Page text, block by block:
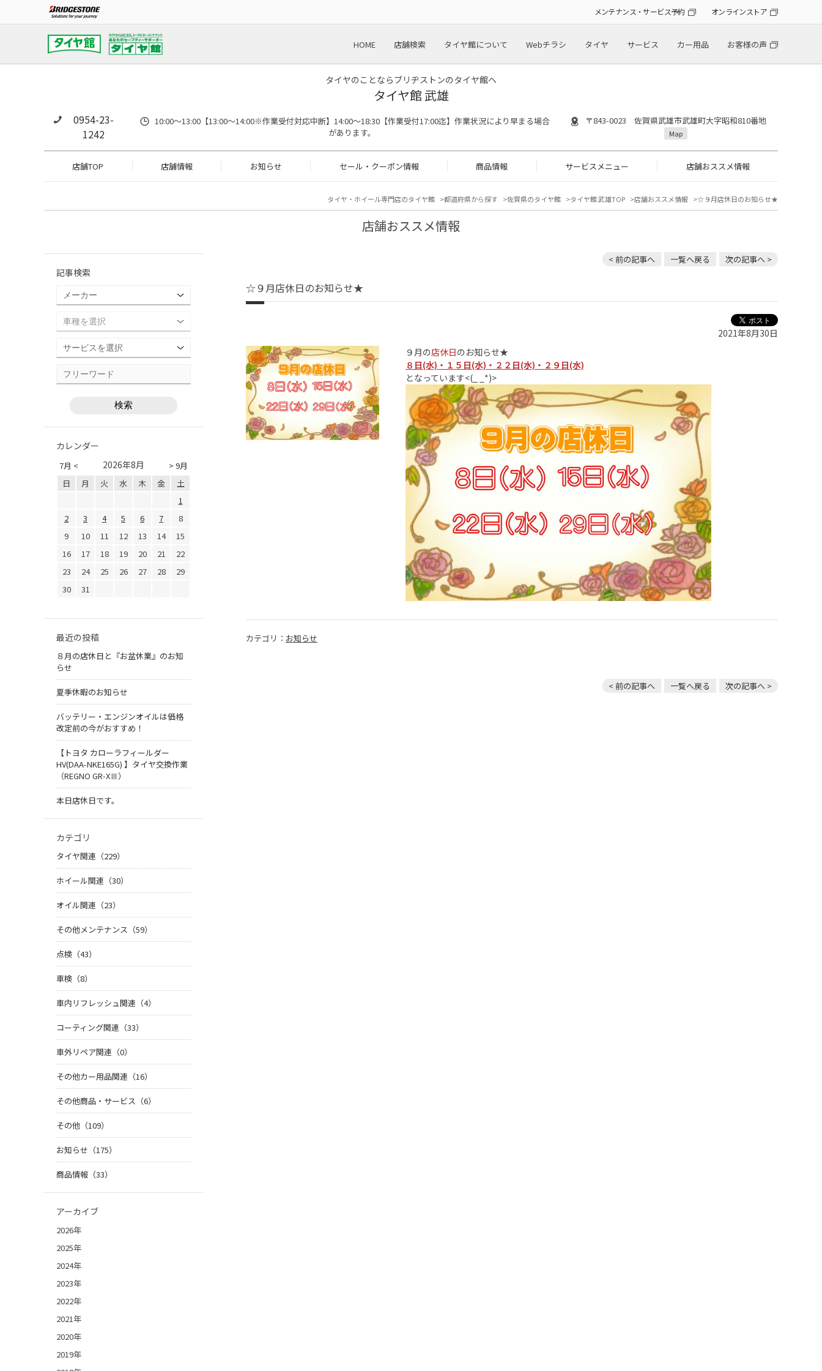
メンテナンス・サービス予約 オンラインストア
HOME 店舗検索 タイヤ館について Webチラシ タイヤ サービス カー用品 お客様の声
タイヤのことならブリヂストンのタイヤ館へ
タイヤ館 武雄
0954-23-
1242
10:00～13:00【13:00～14:00※作業受付対応中断】14:00～18:30【作業受付17:00迄】作業状況により早まる場合
があります。
〒843-0023 佐賀県武雄市武雄町大字昭和810番地
Map
店舗TOP 店舗情報 お知らせ セール・クーポン情報 商品情報 サービスメニュー 店舗おススメ情報
タイヤ・ホイール専門店のタイヤ館 都道府県から探す 佐賀県のタイヤ館 タイヤ館 武雄TOP 店舗おススメ情報 ☆９月店休日のお知らせ★
店舗おススメ情報
< 前の記事へ 一覧へ戻る 次の記事へ >
☆９月店休日のお知らせ★
2021年8月30日
９月の店休日のお知らせ★
８日(水)・１５日(水)・２２日(水)・２９日(水)
となっています<(_ _*)>
カテゴリ： お知らせ
< 前の記事へ 一覧へ戻る 次の記事へ >
記事検索
カレンダー
7月 < > 9月
2026年8月
日 月 火 水 木 金
土
1
2
3 4 5 6 7
8
9
10 11 12 13 14
15
16
17 18 19 20 21
22
23
24 25 26 27 28
29
30
31
最近の投稿
８月の店休日と『お盆休業』のお知
らせ
夏季休暇のお知らせ
バッテリー・エンジンオイルは価格
改定前の今がおすすめ！
【トヨタ カローラフィールダー
HV(DAA-NKE165G) 】タイヤ交換作業
（REGNO GR-XⅢ）
本日店休日です。
カテゴリ
タイヤ関連（229）
ホイール関連（30）
オイル関連（23）
その他メンテナンス（59）
点検（43）
車検（8）
車内リフレッシュ関連（4）
コーティング関連（33）
車外リペア関連（0）
その他カー用品関連（16）
その他商品・サービス（6）
その他（109）
お知らせ（175）
商品情報（33）
アーカイブ
2026年
2025年
2024年
2023年
2022年
2021年
2020年
2019年